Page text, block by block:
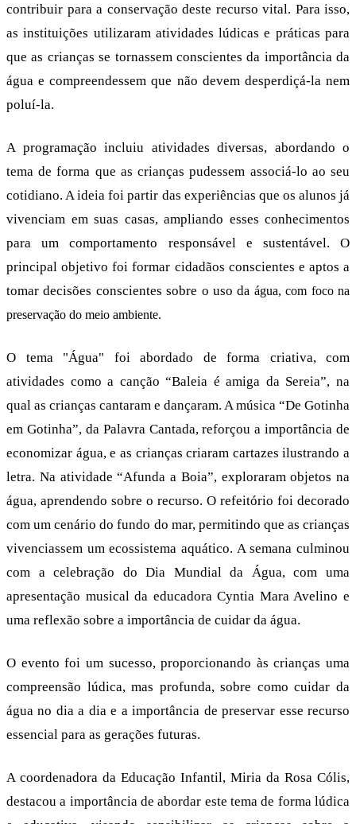
contribuir para a conservação deste recurso vital. Para isso,
as instituições utilizaram atividades lúdicas e práticas para
que as crianças se tornassem conscientes da importância da
água e compreendessem que não devem desperdiçá-la nem
poluí-la.
A programação incluiu atividades diversas, abordando o
tema de forma que as crianças pudessem associá-lo ao seu
cotidiano. A ideia foi partir das experiências que os alunos já
vivenciam em suas casas, ampliando esses conhecimentos
para um comportamento responsável e sustentável. O
principal objetivo foi formar cidadãos conscientes e aptos a
tomar decisões conscientes sobre o uso da água, com foco na
preservação do meio ambiente.
O tema "Água" foi abordado de forma criativa, com
atividades como a canção “Baleia é amiga da Sereia”, na
qual as crianças cantaram e dançaram. A música “De Gotinha
em Gotinha”, da Palavra Cantada, reforçou a importância de
economizar água, e as crianças criaram cartazes ilustrando a
letra. Na atividade “Afunda a Boia”, exploraram objetos na
água, aprendendo sobre o recurso. O refeitório foi decorado
com um cenário do fundo do mar, permitindo que as crianças
vivenciassem um ecossistema aquático. A semana culminou
com a celebração do Dia Mundial da Água, com uma
apresentação musical da educadora Cyntia Mara Avelino e
uma reflexão sobre a importância de cuidar da água.
O evento foi um sucesso, proporcionando às crianças uma
compreensão lúdica, mas profunda, sobre como cuidar da
água no dia a dia e a importância de preservar esse recurso
essencial para as gerações futuras.
A coordenadora da Educação Infantil, Miria da Rosa Cólis,
destacou a importância de abordar este tema de forma lúdica